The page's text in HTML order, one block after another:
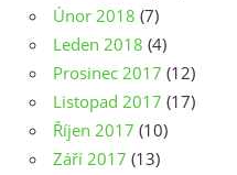
Únor 2018 (7)
Leden 2018 (4)
Prosinec 2017 (12)
Listopad 2017 (17)
Říjen 2017 (10)
Září 2017 (13)